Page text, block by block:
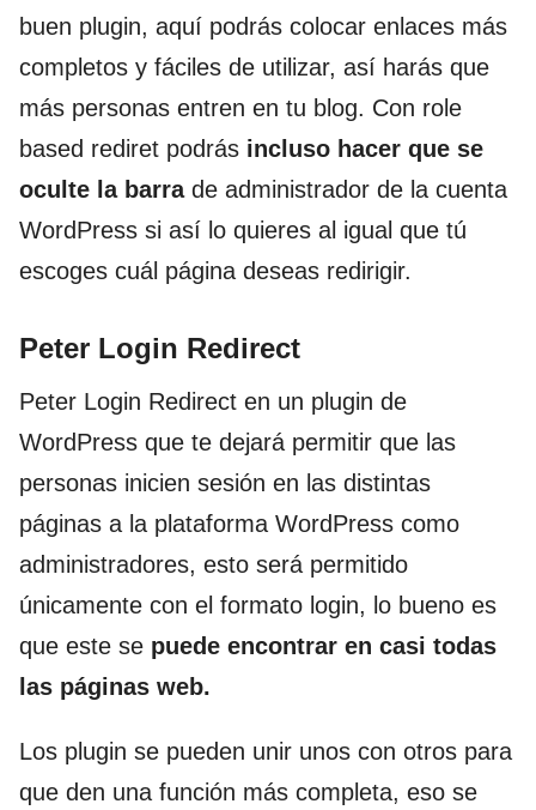
buen plugin, aquí podrás colocar enlaces más
completos y fáciles de utilizar, así harás que
más personas entren en tu blog. Con role
based rediret podrás incluso hacer que se
oculte la barrade administrador de la cuenta
WordPress si así lo quieres al igual que tú
escoges cuál página deseas redirigir.
Peter Login Redirect
Peter Login Redirect en un plugin de
WordPress que te dejará permitir que las
personas inicien sesión en las distintas
páginas a la plataforma WordPress como
administradores, esto será permitido
únicamente con el formato login, lo bueno es
que este se puede encontrar en casi todas
las páginas web.
Los plugin se pueden unir unos con otros para
que den una función más completa, eso se